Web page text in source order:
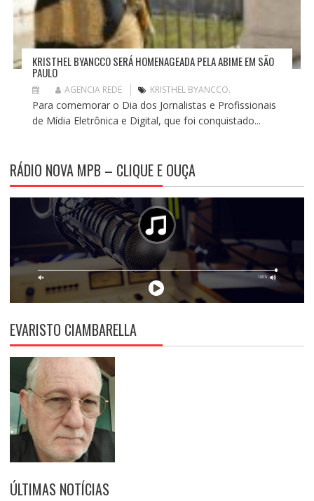
KRISTHEL BYANCCO SERÁ HOMENAGEADA PELA ABIME EM SÃO
PAULO
AGENCIA REDE KRISTHEL BYANCCO.
Para comemorar o Dia dos Jornalistas e Profissionais
de Mídia Eletrônica e Digital, que foi conquistado...
RÁDIO NOVA MPB – CLIQUE E OUÇA
EVARISTO CIAMBARELLA
ÚLTIMAS NOTÍCIAS